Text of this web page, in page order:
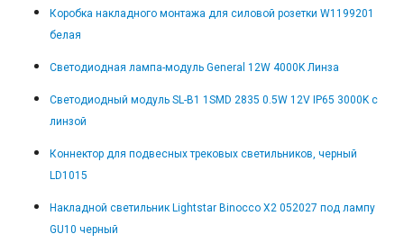
Коробка накладного монтажа для силовой розетки W1199201
белая
Светодиодная лампа-модуль General 12W 4000K Линза
Светодиодный модуль SL-B1 1SMD 2835 0.5W 12V IP65 3000K с
линзой
Коннектор для подвесных трековых светильников, черный
LD1015
Накладной светильник Lightstar Binocco X2 052027 под лампу
GU10 черный